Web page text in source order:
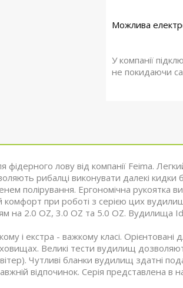
У компанії
не покидаючи
лову від компанії Feima.
рибалці виконувати далекі кидки
полірування. Ергономічна рукоятка
при роботі з серією цих
на 2.0 OZ, 3.0 OZ та 5.0 OZ. Вудилища
і екстра - важкому класі. Орієнтовані
Великі тести вудилищ
Чутливі бланки вудилищ здатні
відпочинок. Серія представлена в